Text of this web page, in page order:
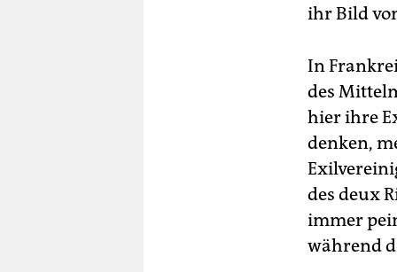
ihr Bild
In
des
hier ihre
denken,
des deux
immer
während